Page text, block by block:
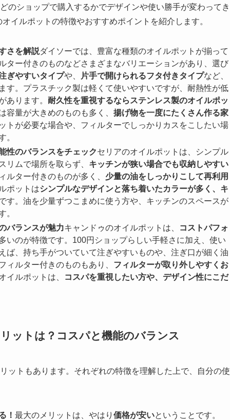
のショップで購入するかでデザインや使い勝手が変わってき
イルポットの特徴やおすすめポイントを紹介します。
さを解説ダイソーでは、豊富な種類のオイルポットが揃って
ター付きのものなどさまざまなバリエーションがあり、選び
ぎやすいタイプや、 片手で開けられるフタ付きタイプなど、
す。プラスチック製は軽くて使いやすいですが、耐熱性が低
あります。 耐久性を重視するならステンレス製のオイルポッ
容量が大きめのものも多く、 揚げ物を一度にたくさん作る家
トが必要な場合や、フィルターでしっかりカスをこしたい場
。
性のバランスをチェックセリアのオイルポットは、シンプル
リムで場所を取らず、 キッチンが狭い場合でも収納しやすい
ルター付きのものが多く、 少量の油をしっかりこして再利用
ポットはシンプルなデザインと落ち着いたカラーが多く、キ
す。油を少量ずつこまめに使う方や、キッチンのスペースが
。
バランスが魅力キャンドゥのオイルポットは、
コストパフォ
いのが特徴です。100円ショップらしい手軽さに加え、使い
ば、持ち手がついていて注ぎやすいものや、注ぎ口が細く油
ィルター付きのものもあり、 フィルターが取り外しやすくお
イルポットは、
コスパを重視したい方や、デザイン性にこだ
ットは？コスパと機能のバランス
ットもあります。それぞれの特徴を理解した上で、自分の使
！ 最大のメリットは、やはり 価格が安いということです。